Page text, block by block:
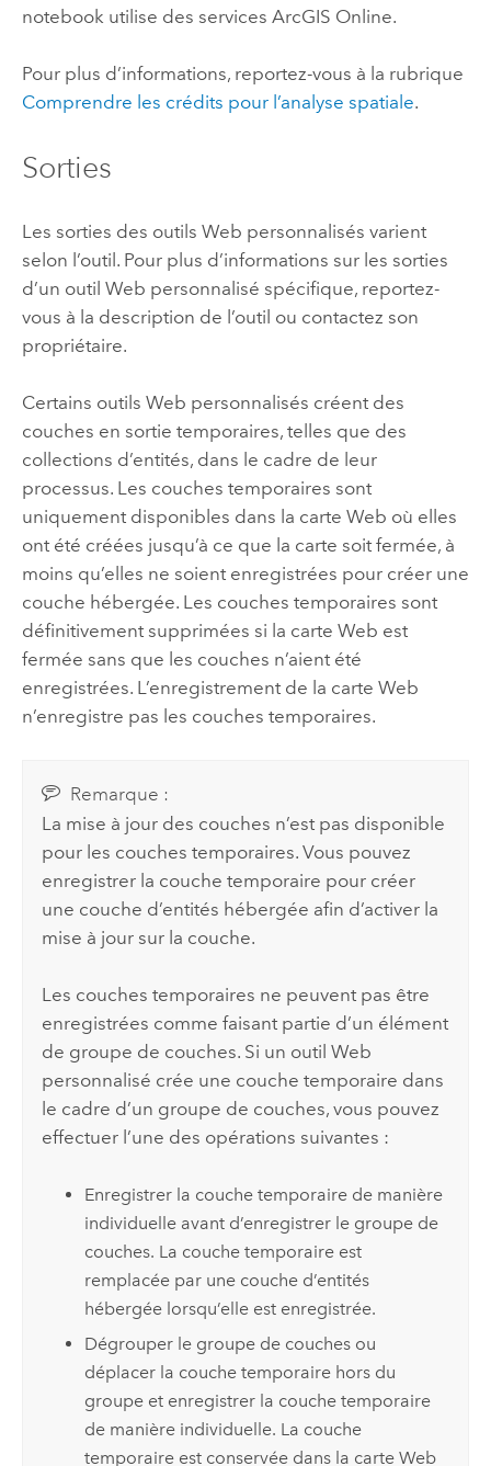
notebook utilise des services ArcGIS Online.
Pour plus d’informations, reportez-vous à la rubrique
Comprendre les crédits pour l’analyse spatiale.
Sorties
Les sorties des outils Web personnalisés varient
selon l’outil. Pour plus d’informations sur les sorties
d’un outil Web personnalisé spécifique, reportez-
vous à la description de l’outil ou contactez son
propriétaire.
Certains outils Web personnalisés créent des
couches en sortie temporaires, telles que des
collections d’entités, dans le cadre de leur
processus. Les couches temporaires sont
uniquement disponibles dans la carte Web où elles
ont été créées jusqu’à ce que la carte soit fermée, à
moins qu’elles ne soient enregistrées pour créer une
couche hébergée. Les couches temporaires sont
définitivement supprimées si la carte Web est
fermée sans que les couches n’aient été
enregistrées. L’enregistrement de la carte Web
n’enregistre pas les couches temporaires.
Remarque :
La mise à jour des couches n’est pas disponible
pour les couches temporaires. Vous pouvez
enregistrer la couche temporaire pour créer
une couche d’entités hébergée afin d’activer la
mise à jour sur la couche.
Les couches temporaires ne peuvent pas être
enregistrées comme faisant partie d’un élément
de groupe de couches. Si un outil Web
personnalisé crée une couche temporaire dans
le cadre d’un groupe de couches, vous pouvez
effectuer l’une des opérations suivantes :
Enregistrer la couche temporaire de manière
individuelle avant d’enregistrer le groupe de
couches. La couche temporaire est
remplacée par une couche d’entités
hébergée lorsqu’elle est enregistrée.
Dégrouper le groupe de couches ou
déplacer la couche temporaire hors du
groupe et enregistrer la couche temporaire
de manière individuelle. La couche
temporaire est conservée dans la carte Web